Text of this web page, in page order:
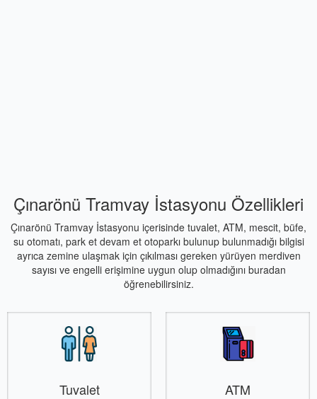
Çınarönü Tramvay İstasyonu Özellikleri
Çınarönü Tramvay İstasyonu içerisinde tuvalet, ATM, mescit, büfe,
su otomatı, park et devam et otoparkı bulunup bulunmadığı bilgisi
ayrıca zemine ulaşmak için çıkılması gereken yürüyen merdiven
sayısı ve engelli erişimine uygun olup olmadığını buradan
öğrenebilirsiniz.
Tuvalet ATM